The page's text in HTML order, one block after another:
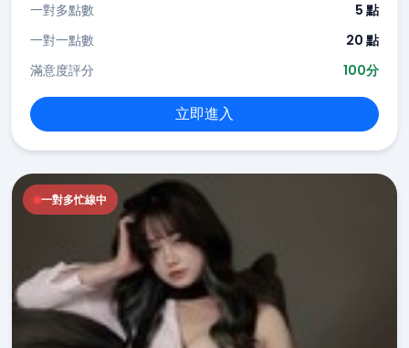
一對多點數
5 點
一對一點數
20 點
滿意度評分
100分
立即進入
一對多忙線中